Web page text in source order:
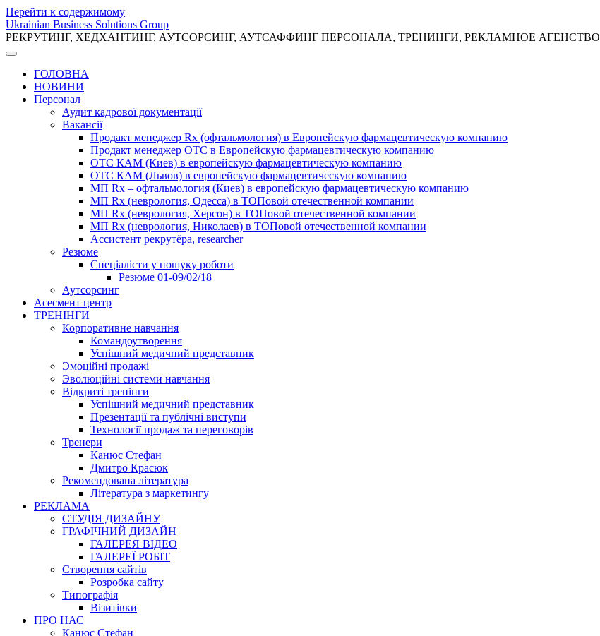
Перейти к содержимому
Ukrainian Business Solutions Group
РЕКРУТИНГ, ХЕДХАНТИНГ, АУТСОРСИНГ, АУТСАФФИНГ ПЕРСОНАЛА, ТРЕНИНГИ, РЕКЛАМНОЕ АГЕНСТВО
ГОЛОВНА
НОВИНИ
Персонал
Аудит кадрової документації
Вакансії
Продакт менеджер Rx (офтальмология) в Европейскую фармацевтическую компанию
Продакт менеджер ОТС в Европейскую фармацевтическую компанию
ОТС КАМ (Киев) в европейскую фармацевтическую компанию
ОТС КАМ (Львов) в европейскую фармацевтическую компанию
МП Rx – офтальмология (Киев) в европейскую фармацевтическую компанию
МП Rx (неврология, Одесса) в ТОПовой отечественной компании
МП Rx (неврология, Херсон) в ТОПовой отечественной компании
МП Rx (неврология, Николаев) в ТОПовой отечественной компании
Ассистент рекрутёра, researcher
Резюме
Cпеціалісти у пошуку роботи
Резюме 01-09/02/18
Аутсорсинг
Асесмент центр
ТРЕНІНГИ
Корпоративне навчання
Командоутворення
Успішний медичний представник
Эмоційні продажі
Эволюційні системи навчання
Відкриті тренінги
Успішний медичний представник
Презентації та публічні виступи
Технології продаж та переговорів
Тренери
Канюс Стефан
Дмитро Красюк
Рекомендована література
Література з маркетингу
РЕКЛАМА
СТУДІЯ ДИЗАЙНУ
ГРАФІЧНИЙ ДИЗАЙН
ГАЛЕРЕЯ ВІДЕО
ГАЛЕРЕЇ РОБІТ
Створення сайтів
Розробка сайту
Типографія
Візитівки
ПРО НАС
Канюс Стефан